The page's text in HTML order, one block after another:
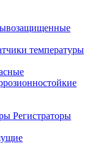
температуры
Регистраторы